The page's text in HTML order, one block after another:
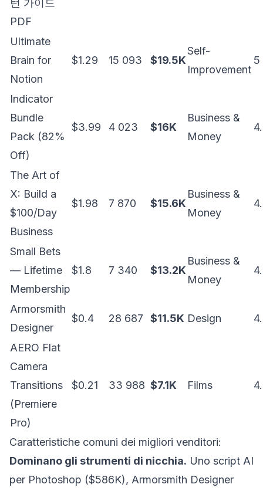
턴 가이드
PDF
Ultimate
Brain for
Notion
$1.29 15 093 $19.5K
Self-
Improvement
5
Indicator
Bundle
Pack (82%
Off)
$3.99 4 023 $16K
Business &
Money
The Art of
X: Build a
$100/Day
Business
$1.98 7 870 $15.6K
Business &
Money
Small Bets
— Lifetime
Membership
$1.8 7 340 $13.2K
Business &
Money
Armorsmith
Designer
$0.4 28 687 $11.5K Design
AERO Flat
Camera
Transitions
(Premiere
Pro)
$0.21 33 988 $7.1K Films
Caratteristiche comuni dei migliori venditori:
Dominano gli strumenti di nicchia. Uno script AI
per Photoshop ($586K), Armorsmith Designer